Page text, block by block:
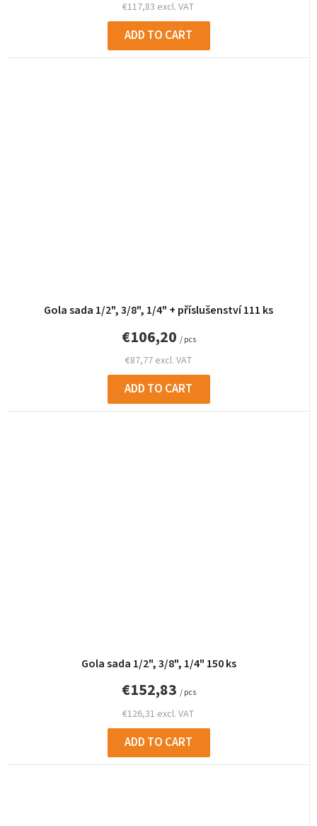
€117,83 excl. VAT
ADD TO CART
Gola sada 1/2", 3/8", 1/4" + příslušenství 111 ks
€87,77 excl. VAT
€106,20 / pcs
ADD TO CART
Gola sada 1/2", 3/8", 1/4" 150 ks
€126,31 excl. VAT
€152,83 / pcs
ADD TO CART